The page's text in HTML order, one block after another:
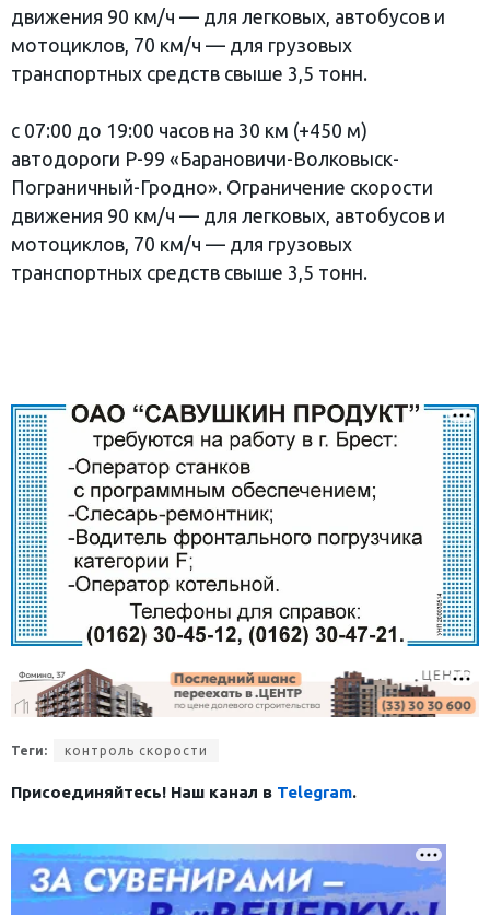
движения 90 км/ч — для легковых, автобусов и
мотоциклов, 70 км/ч — для грузовых
транспортных средств свыше 3,5 тонн.
с 07:00 до 19:00 часов на 30 км (+450 м)
автодороги Р-99 «Барановичи-Волковыск-
Пограничный-Гродно». Ограничение скорости
движения 90 км/ч — для легковых, автобусов и
мотоциклов, 70 км/ч — для грузовых
транспортных средств свыше 3,5 тонн.
Теги: контроль скорости
Присоединяйтесь! Наш канал в Telegram.